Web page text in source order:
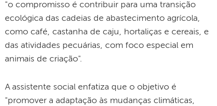
"o compromisso é contribuir para uma transição
ecológica das cadeias de abastecimento agrícola,
como café, castanha de caju, hortaliças e cereais, e
das atividades pecuárias, com foco especial em
animais de criação".
A assistente social enfatiza que o objetivo é
"promover a adaptação às mudanças climáticas,